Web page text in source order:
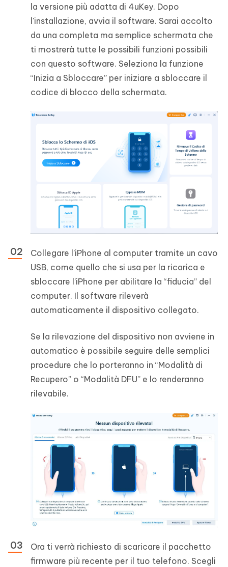
la versione più adatta di 4uKey. Dopo
l'installazione, avvia il software. Sarai accolto
da una completa ma semplice schermata che
ti mostrerà tutte le possibili funzioni possibili
con questo software. Seleziona la funzione
“Inizia a Sbloccare” per iniziare a sbloccare il
codice di blocco della schermata.
Collegare l’iPhone al computer tramite un cavo
USB, come quello che si usa per la ricarica e
sbloccare l’iPhone per abilitare la “fiducia” del
computer. Il software rileverà
automaticamente il dispositivo collegato.
Se la rilevazione del dispositivo non avviene in
automatico è possibile seguire delle semplici
procedure che lo porteranno in “Modalità di
Recupero” o “Modalità DFU” e lo renderanno
rilevabile.
Ora ti verrà richiesto di scaricare il pacchetto
firmware più recente per il tuo telefono. Scegli